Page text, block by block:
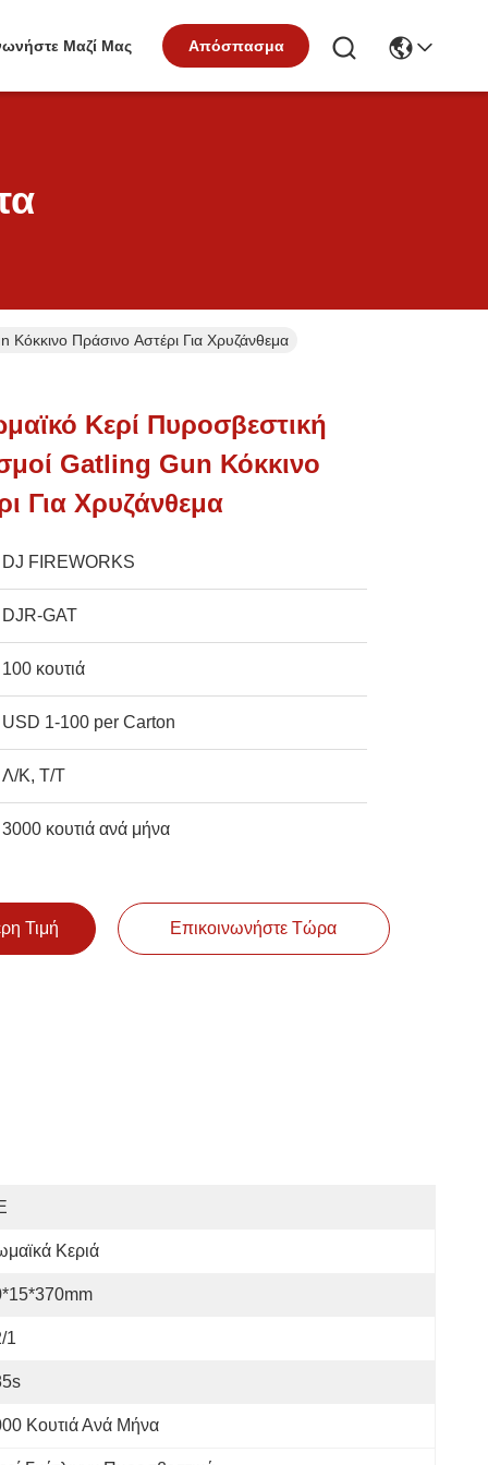
Μαζί Μας Απόσπασμα
Πράσινο Αστέρι Για Χρυζάνθεμα
Κερί Πυροσβεστική
Gatling Gun Κόκκινο
Για Χρυζάνθεμα
DJ FIREWORKS
DJR-GAT
100 κουτιά
USD 1-100 per Carton
Λ/Κ, Τ/Τ
3000 κουτιά ανά μήνα
Τιμή Επικοινωνήστε Τώρα
Κεριά
1
Κουτιά Ανά Μήνα